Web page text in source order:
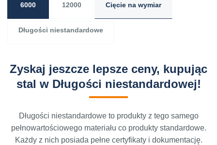
6000 12000 Cięcie na wymiar
Długości niestandardowe
Zyskaj jeszcze lepsze ceny, kupując
stal w Długości niestandardowej!
Długości niestandardowe to produkty z tego samego
pełnowartościowego materiału co produkty standardowe.
Każdy z nich posiada pełne certyfikaty i dokumentację.